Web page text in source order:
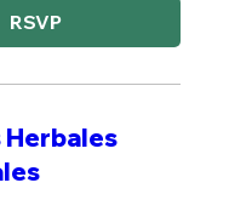
RSVP
Herbales